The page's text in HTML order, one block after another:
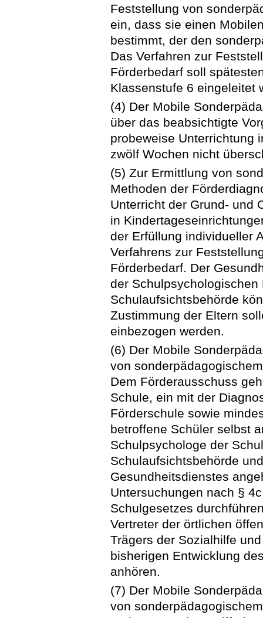
Feststellung von
ein, dass sie einen
bestimmt, der den
Das Verfahren zur
Förderbedarf soll
Klassenstufe 6 eingeleitet
(4) Der Mobile
über das beabsichtigte
probeweise Unterrichtung
zwölf Wochen nicht
(5) Zur Ermittlung von
Methoden der
Unterricht der Grund- und
in
der Erfüllung individueller
Verfahrens zur
Förderbedarf. Der
der Schulpsychologischen
Schulaufsichtsbehörde
Zustimmung der Eltern
einbezogen werden.
(6) Der Mobile
von
Dem Förderausschuss
Schule, ein mit der
Förderschule sowie
betroffene Schüler selbst
Schulpsychologe der
Schulaufsichtsbehörde
Gesundheitsdienstes
Untersuchungen nach §
Schulgesetzes
Vertreter der örtlichen
Trägers der Sozialhilfe
bisherigen Entwicklung
anhören.
(7) Der Mobile
von